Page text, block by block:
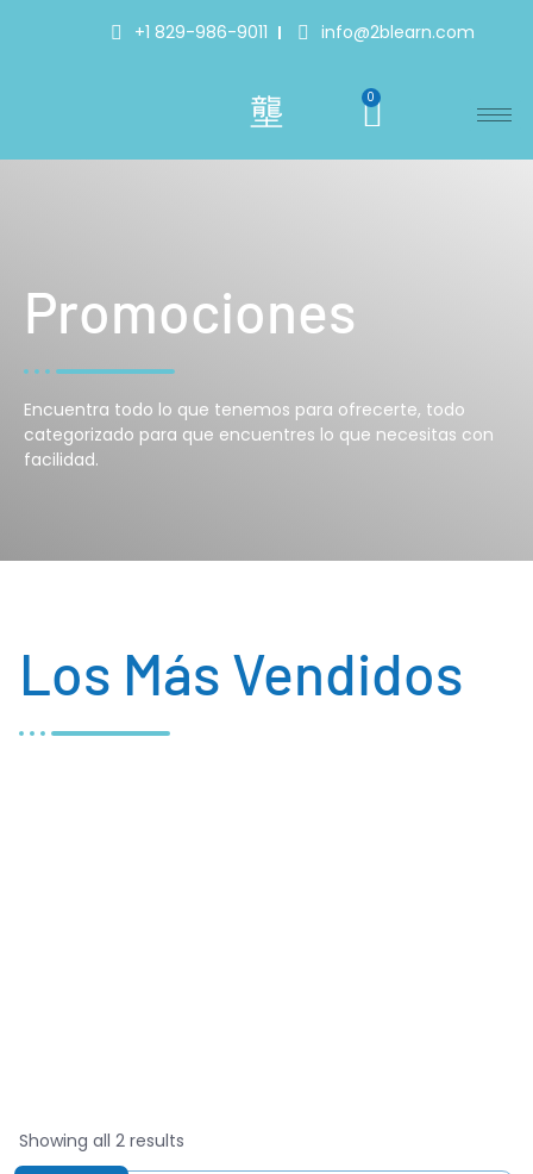
+1 829-986-9011 info@2blearn.com
0
Promociones
Encuentra todo lo que tenemos para ofrecerte, todo
categorizado para que encuentres lo que necesitas con
facilidad.
Los Más Vendidos
Showing all 2 results